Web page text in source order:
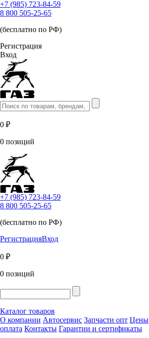
+7 (985) 723-84-59
8 800 505-25-65
(бесплатно по РФ)
Регистрация
Вход
0 ₽
0 позиций
+7 (985) 723-84-59
8 800 505-25-65
(бесплатно по РФ)
РегистрацияВход
0 ₽
0 позиций
Каталог товаров
О компании Автосервис Запчасти опт Цены
оплата Контакты Гарантии и сертификаты